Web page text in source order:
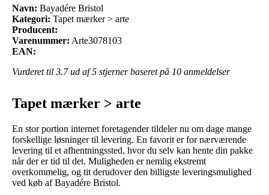
Navn: Bayadére Bristol
Kategori: Tapet mærker > arte
Producent:
Varenummer: Arte3078103
EAN:
Vurderet til 3.7ud af 5 stjerner baseret på 10 anmeldelser
Tapet mærker > arte
En stor portion internet foretagender tildeler nu om dage mange
forskellige løsninger til levering. En favorit er for nærværende
levering til et afhentningssted, hvor du selv kan hente din pakke
når der er tid til det. Muligheden er nemlig ekstremt
overkommelig, og tit derudover den billigste leveringsmulighed
ved køb af Bayadére Bristol.